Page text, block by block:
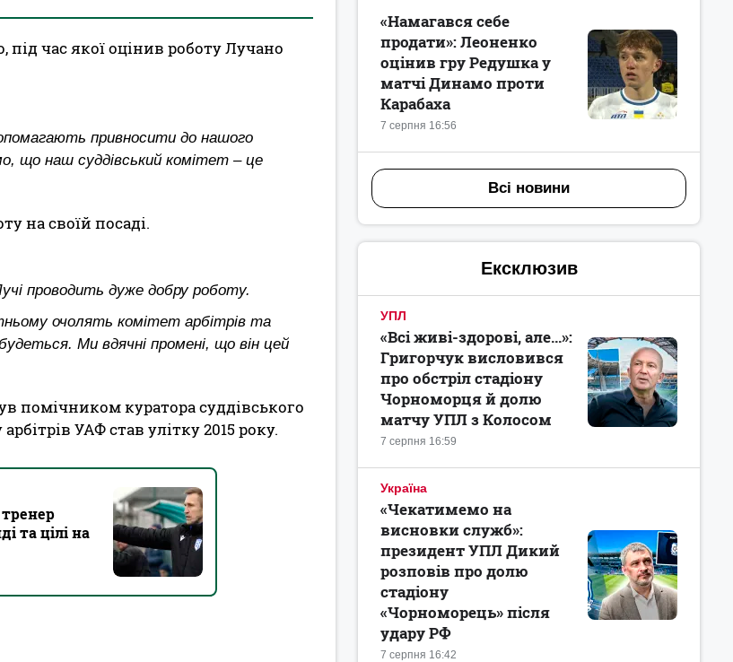
час якої оцінив роботу Лучано
привносити до нашого
що наш суддівський комітет – це
на своїй посаді.
проводить дуже добру роботу.
очолять комітет арбітрів та
Ми вдячні промені, що він цей
помічником куратора суддівського
УАФ став улітку 2015 року.
та цілі на
7 серпня 16:56
«Намагався себе
продати»: Леоненко
оцінив гру Редушка у
матчі Динамо проти
Карабаха
Всі новини
Ексклюзив
УПЛ
7 серпня 16:59
«Всі живі-здорові, але...»:
Григорчук висловився
про обстріл стадіону
Чорноморця й долю
матчу УПЛ з Колосом
Україна
7 серпня 16:42
«Чекатимемо на
висновки служб»:
президент УПЛ Дикий
розповів про долю
стадіону
«Чорноморець» після
удару РФ